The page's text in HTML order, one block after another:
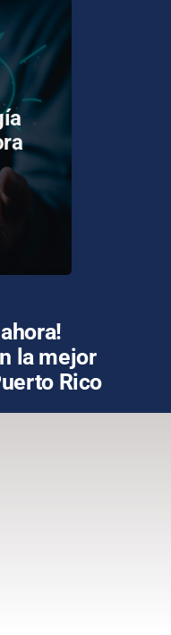
uso de
la
la mejor
Rico